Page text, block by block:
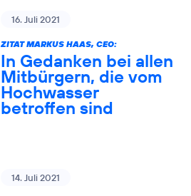
16. Juli 2021
ZITAT MARKUS HAAS, CEO:
In Gedanken bei allen
Mitbürgern, die vom
Hochwasser
betroffen sind
14. Juli 2021